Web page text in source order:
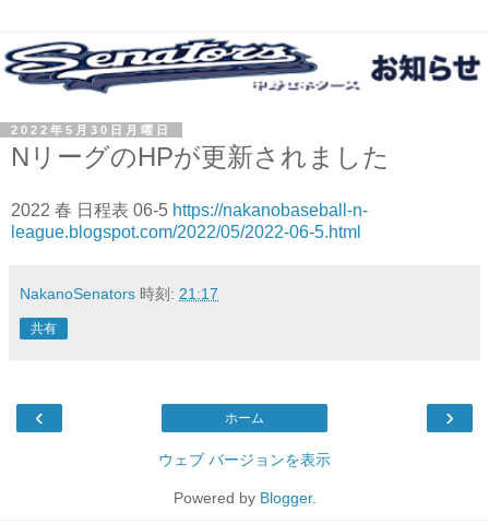
2022年5月30日月曜日
NリーグのHPが更新されました
2022 春 日程表 06-5 https://nakanobaseball-n-
league.blogspot.com/2022/05/2022-06-5.html
NakanoSenators 時刻: 21:17
共有
‹ ›
ホーム
ウェブ バージョンを表示
Powered by Blogger.